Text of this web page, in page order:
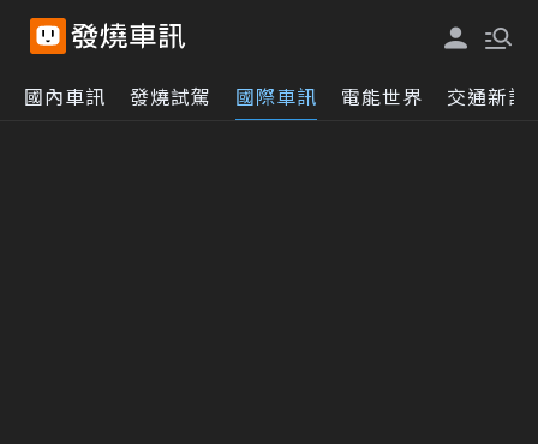
國內車訊 發燒試駕 國際車訊 電能世界 交通新訊